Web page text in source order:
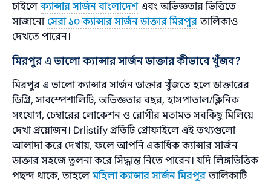
চাইলেক্যান্সার সার্জন বাংলাদেশ এবং অভিজ্ঞতার ভিত্তিতে
সাজানো সেরা ১০ ক্যান্সার সার্জন ডাক্তার মিরপুর তালিকাও
দেখতে পারেন।
মিরপুর এ ভালো ক্যান্সার সার্জন ডাক্তার কীভাবে খুঁজব?
মিরপুর এ ভালো ক্যান্সার সার্জন ডাক্তার খুঁজতে হলে ডাক্তারের
ডিগ্রি, সাবস্পেশালিটি, অভিজ্ঞতার বছর, হাসপাতাল/ক্লিনিক
সংযোগ, চেম্বারের লোকেশন ও রোগীর মতামত সবকিছু মিলিয়ে
দেখা প্রয়োজন। Drlistify প্রতিটি প্রোফাইলে এই তথ্যগুলো
আলাদা করে দেখায়, ফলে আপনি একাধিক ক্যান্সার সার্জন
ডাক্তার সহজে তুলনা করে সিদ্ধান্ত নিতে পারেন। যদি লিঙ্গভিত্তিক
পছন্দ থাকে, তাহলেমহিলা ক্যান্সার সার্জন মিরপুর তালিকাটি